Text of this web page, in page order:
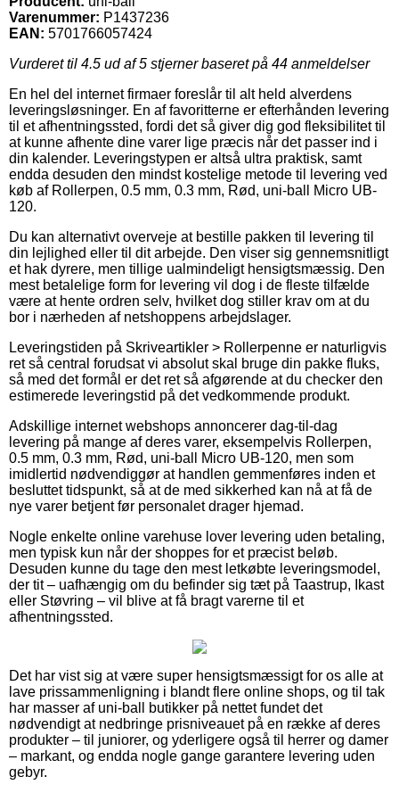
Varenummer: P1437236
EAN: 5701766057424
Vurderet til 4.5 ud af 5 stjerner baseret på 44 anmeldelser
En hel del internet firmaer foreslår til alt held alverdens
leveringsløsninger. En af favoritterne er efterhånden levering
til et afhentningssted, fordi det så giver dig god fleksibilitet til
at kunne afhente dine varer lige præcis når det passer ind i
din kalender. Leveringstypen er altså ultra praktisk, samt
endda desuden den mindst kostelige metode til levering ved
køb af Rollerpen, 0.5 mm, 0.3 mm, Rød, uni-ball Micro UB-
120.
Du kan alternativt overveje at bestille pakken til levering til
din lejlighed eller til dit arbejde. Den viser sig gennemsnitligt
et hak dyrere, men tillige ualmindeligt hensigtsmæssig. Den
mest betalelige form for levering vil dog i de fleste tilfælde
være at hente ordren selv, hvilket dog stiller krav om at du
bor i nærheden af netshoppens arbejdslager.
Leveringstiden på Skriveartikler > Rollerpenne er naturligvis
ret så central forudsat vi absolut skal bruge din pakke fluks,
så med det formål er det ret så afgørende at du checker den
estimerede leveringstid på det vedkommende produkt.
Adskillige internet webshops annoncerer dag-til-dag
levering på mange af deres varer, eksempelvis Rollerpen,
0.5 mm, 0.3 mm, Rød, uni-ball Micro UB-120, men som
imidlertid nødvendiggør at handlen gemmenføres inden et
besluttet tidspunkt, så at de med sikkerhed kan nå at få de
nye varer betjent før personalet drager hjemad.
Nogle enkelte online varehuse lover levering uden betaling,
men typisk kun når der shoppes for et præcist beløb.
Desuden kunne du tage den mest letkøbte leveringsmodel,
der tit – uafhængig om du befinder sig tæt på Taastrup, Ikast
eller Støvring – vil blive at få bragt varerne til et
afhentningssted.
Det har vist sig at være super hensigtsmæssigt for os alle at
lave prissammenligning i blandt flere online shops, og til tak
har masser af uni-ball butikker på nettet fundet det
nødvendigt at nedbringe prisniveauet på en række af deres
produkter – til juniorer, og yderligere også til herrer og damer
– markant, og endda nogle gange garantere levering uden
gebyr.